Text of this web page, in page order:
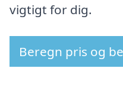
vigtigt for dig.
Beregn pris og